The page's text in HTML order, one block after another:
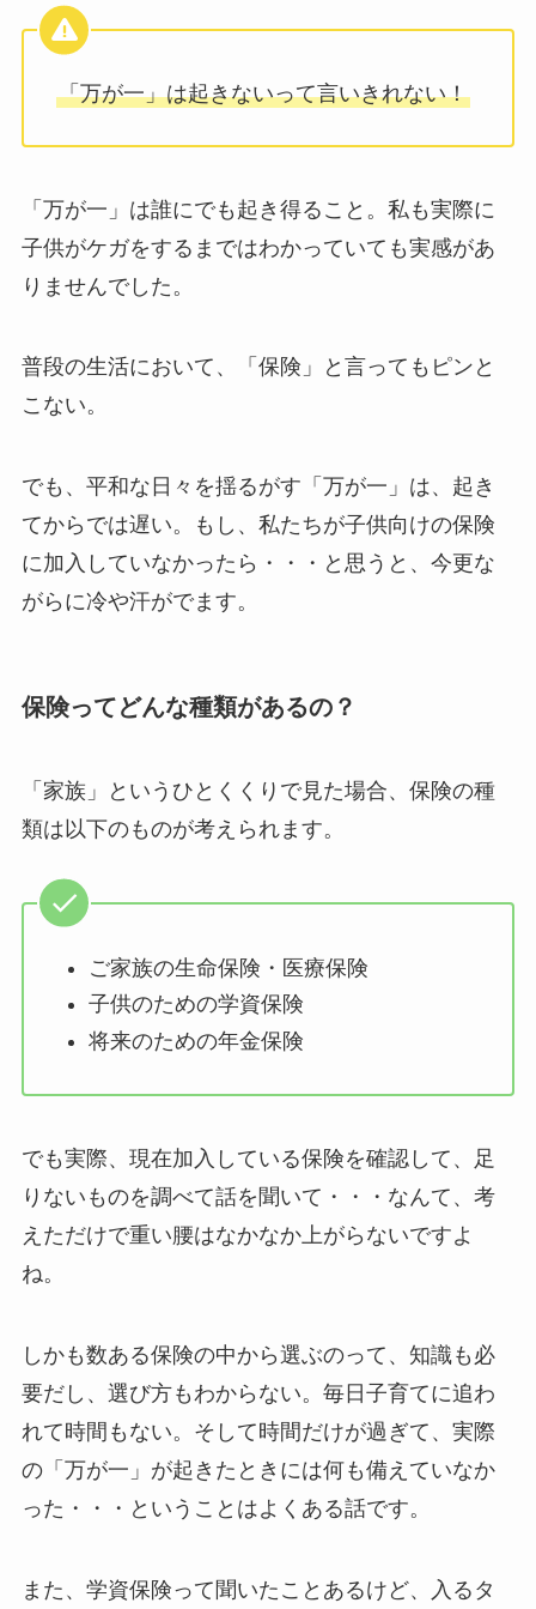
「万が一」は起きないって言いきれない！
「万が一」は誰にでも起き得ること。私も実際に
子供がケガをするまではわかっていても実感があ
りませんでした。
普段の生活において、「保険」と言ってもピンと
こない。
でも、平和な日々を揺るがす「万が一」は、起き
てからでは遅い。もし、私たちが子供向けの保険
に加入していなかったら・・・と思うと、今更な
がらに冷や汗がでます。
保険ってどんな種類があるの？
「家族」というひとくくりで見た場合、保険の種
類は以下のものが考えられます。
ご家族の生命保険・医療保険
子供のための学資保険
将来のための年金保険
でも実際、現在加入している保険を確認して、足
りないものを調べて話を聞いて・・・なんて、考
えただけで重い腰はなかなか上がらないですよ
ね。
しかも数ある保険の中から選ぶのって、知識も必
要だし、選び方もわからない。毎日子育てに追わ
れて時間もない。そして時間だけが過ぎて、実際
の「万が一」が起きたときには何も備えていなか
った・・・ということはよくある話です。
また、学資保険って聞いたことあるけど、入るタ